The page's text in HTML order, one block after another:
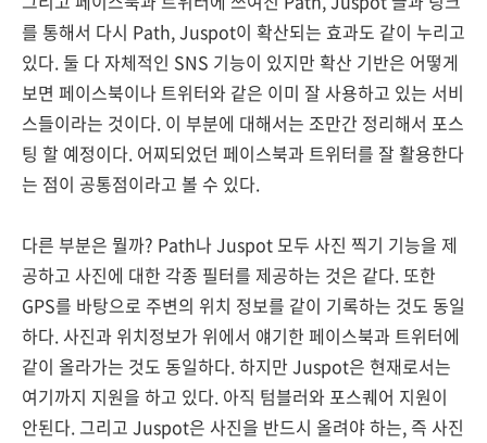
를 통해서 다시 Path, Juspot이 확산되는 효과도 같이 누리고
있다. 둘 다 자체적인 SNS 기능이 있지만 확산 기반은 어떻게
보면 페이스북이나 트위터와 같은 이미 잘 사용하고 있는 서비
스들이라는 것이다. 이 부분에 대해서는 조만간 정리해서 포스
팅 할 예정이다. 어찌되었던 페이스북과 트위터를 잘 활용한다
는 점이 공통점이라고 볼 수 있다.
다른 부분은 뭘까? Path나 Juspot 모두 사진 찍기 기능을 제
공하고 사진에 대한 각종 필터를 제공하는 것은 같다. 또한
GPS를 바탕으로 주변의 위치 정보를 같이 기록하는 것도 동일
하다. 사진과 위치정보가 위에서 얘기한 페이스북과 트위터에
같이 올라가는 것도 동일하다. 하지만 Juspot은 현재로서는
여기까지 지원을 하고 있다. 아직 텀블러와 포스퀘어 지원이
안된다. 그리고 Juspot은 사진을 반드시 올려야 하는, 즉 사진